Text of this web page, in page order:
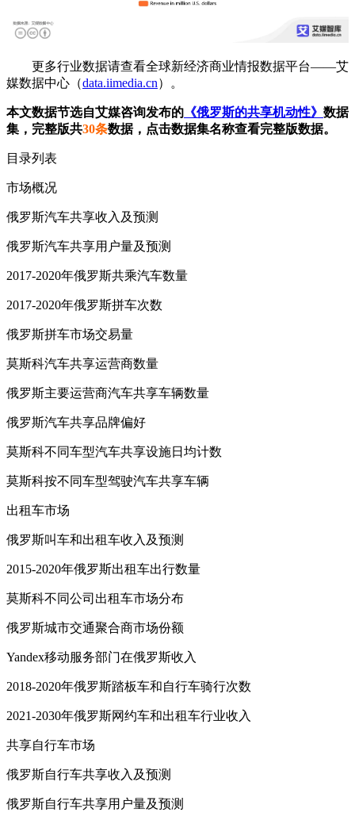
更多行业数据请查看全球新经济商业情报数据平台——艾
媒数据中心（data.iimedia.cn）。
本文数据节选自艾媒咨询发布的 《俄罗斯的共享机动性》 数据
集，完整版共30条数据，点击数据集名称查看完整版数据。
目录列表
市场概况
俄罗斯汽车共享收入及预测
俄罗斯汽车共享用户量及预测
2017-2020年俄罗斯共乘汽车数量
2017-2020年俄罗斯拼车次数
俄罗斯拼车市场交易量
莫斯科汽车共享运营商数量
俄罗斯主要运营商汽车共享车辆数量
俄罗斯汽车共享品牌偏好
莫斯科不同车型汽车共享设施日均计数
莫斯科按不同车型驾驶汽车共享车辆
出租车市场
俄罗斯叫车和出租车收入及预测
2015-2020年俄罗斯出租车出行数量
莫斯科不同公司出租车市场分布
俄罗斯城市交通聚合商市场份额
Yandex移动服务部门在俄罗斯收入
2018-2020年俄罗斯踏板车和自行车骑行次数
2021-2030年俄罗斯网约车和出租车行业收入
共享自行车市场
俄罗斯自行车共享收入及预测
俄罗斯自行车共享用户量及预测